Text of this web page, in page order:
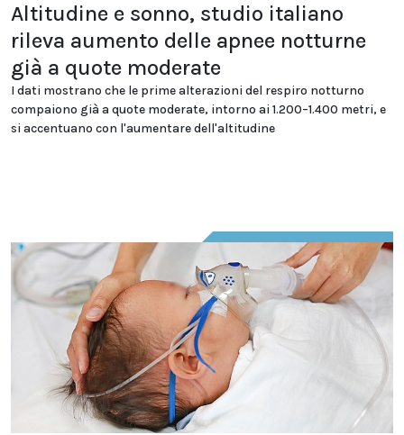
Altitudine e sonno, studio italiano
rileva aumento delle apnee notturne
già a quote moderate
I dati mostrano che le prime alterazioni del respiro notturno
compaiono già a quote moderate, intorno ai 1.200–1.400 metri, e
si accentuano con l'aumentare dell'altitudine